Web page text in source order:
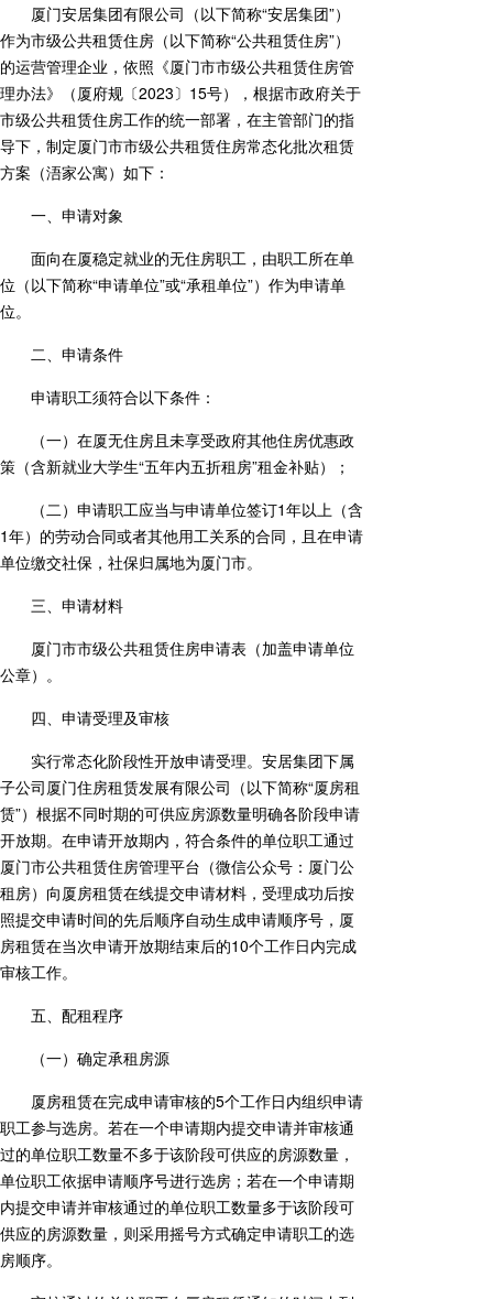
厦门安居集团有限公司（以下简称“安居集团”）
作为市级公共租赁住房（以下简称“公共租赁住房”）
的运营管理企业，依照《厦门市市级公共租赁住房管
理办法》（厦府规〔2023〕15号），根据市政府关于
市级公共租赁住房工作的统一部署，在主管部门的指
导下，制定厦门市市级公共租赁住房常态化批次租赁
方案（浯家公寓）如下：
一、申请对象
面向在厦稳定就业的无住房职工，由职工所在单
位（以下简称“申请单位”或“承租单位”）作为申请单
位。
二、申请条件
申请职工须符合以下条件：
（一）在厦无住房且未享受政府其他住房优惠政
策（含新就业大学生“五年内五折租房”租金补贴）；
（二）申请职工应当与申请单位签订1年以上（含
1年）的劳动合同或者其他用工关系的合同，且在申请
单位缴交社保，社保归属地为厦门市。
三、申请材料
厦门市市级公共租赁住房申请表（加盖申请单位
公章）。
四、申请受理及审核
实行常态化阶段性开放申请受理。安居集团下属
子公司厦门住房租赁发展有限公司（以下简称“厦房租
赁”）根据不同时期的可供应房源数量明确各阶段申请
开放期。在申请开放期内，符合条件的单位职工通过
厦门市公共租赁住房管理平台（微信公众号：厦门公
租房）向厦房租赁在线提交申请材料，受理成功后按
照提交申请时间的先后顺序自动生成申请顺序号，厦
房租赁在当次申请开放期结束后的10个工作日内完成
审核工作。
五、配租程序
（一）确定承租房源
厦房租赁在完成申请审核的5个工作日内组织申请
职工参与选房。若在一个申请期内提交申请并审核通
过的单位职工数量不多于该阶段可供应的房源数量，
单位职工依据申请顺序号进行选房；若在一个申请期
内提交申请并审核通过的单位职工数量多于该阶段可
供应的房源数量，则采用摇号方式确定申请职工的选
房顺序。